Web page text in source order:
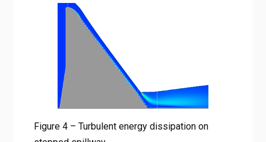
Figure 4 – Turbulent energy dissipation on